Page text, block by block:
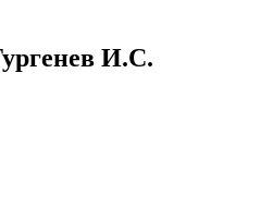
И.С.